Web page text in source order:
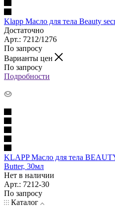
Klapp Масло для тела Beauty
Достаточно
Арт.: 7212/1276
По запросу
Варианты цен
По запросу
Подробности
KLAPP Масло для тела
Butter, 30мл
Нет в наличии
Арт.: 7212-30
По запросу
Каталог